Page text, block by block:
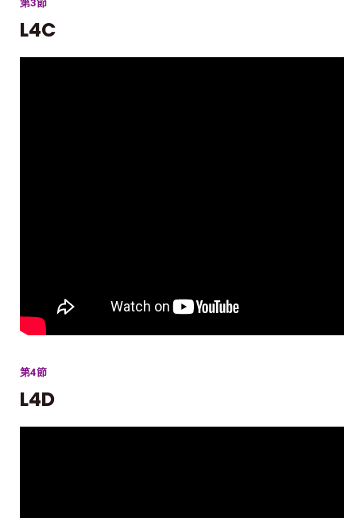
第3節
L4C
第4節
L4D